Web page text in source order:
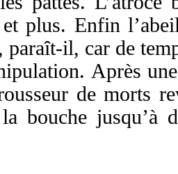
etplus. Enfin l’
paraît-il, car de
. Après
demorts
la bouchejusqu’à